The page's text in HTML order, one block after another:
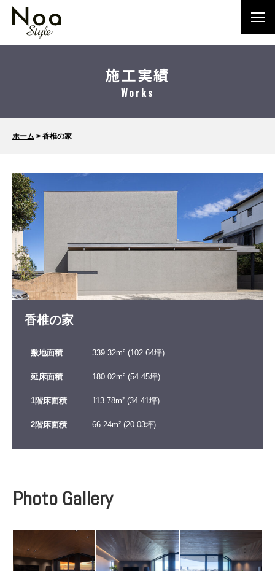
施工実績
Works
ホーム > 香椎の家
香椎の家
敷地面積 339.32m² (102.64坪)
延床面積 180.02m² (54.45坪)
1階床面積 113.78m² (34.41坪)
2階床面積 66.24m² (20.03坪)
Photo Gallery